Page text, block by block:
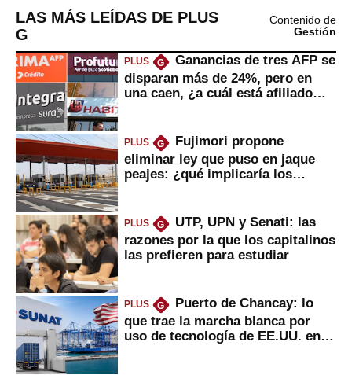
LAS MÁS LEÍDAS DE PLUS
G
Contenido de
Gestión
PLUS G
Ganancias de tres AFP se
disparan más de 24%, pero en
una caen, ¿a cuál está afiliado
PLUS G
Fujimori propone
eliminar ley que puso en jaque
peajes: ¿qué implicaría los
PLUS G
UTP, UPN y Senati: las
razones por la que los capitalinos
las prefieren para estudiar
PLUS G
Puerto de Chancay: lo
que trae la marcha blanca por
uso de tecnología de EE.UU. en